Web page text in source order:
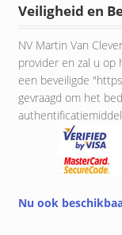
Veiligheid en
NV Martin Van
provider en zal u
een beveiligde
gevraagd om het
Nu ook